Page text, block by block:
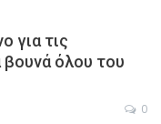
για τις
βουνά όλου του
0